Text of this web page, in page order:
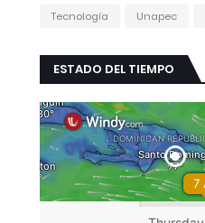
Tecnología
Unapec
ESTADO DEL TIEMPO